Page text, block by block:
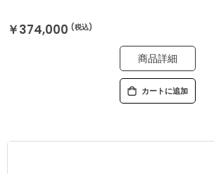
￥374,000
商品詳細
カートに追加